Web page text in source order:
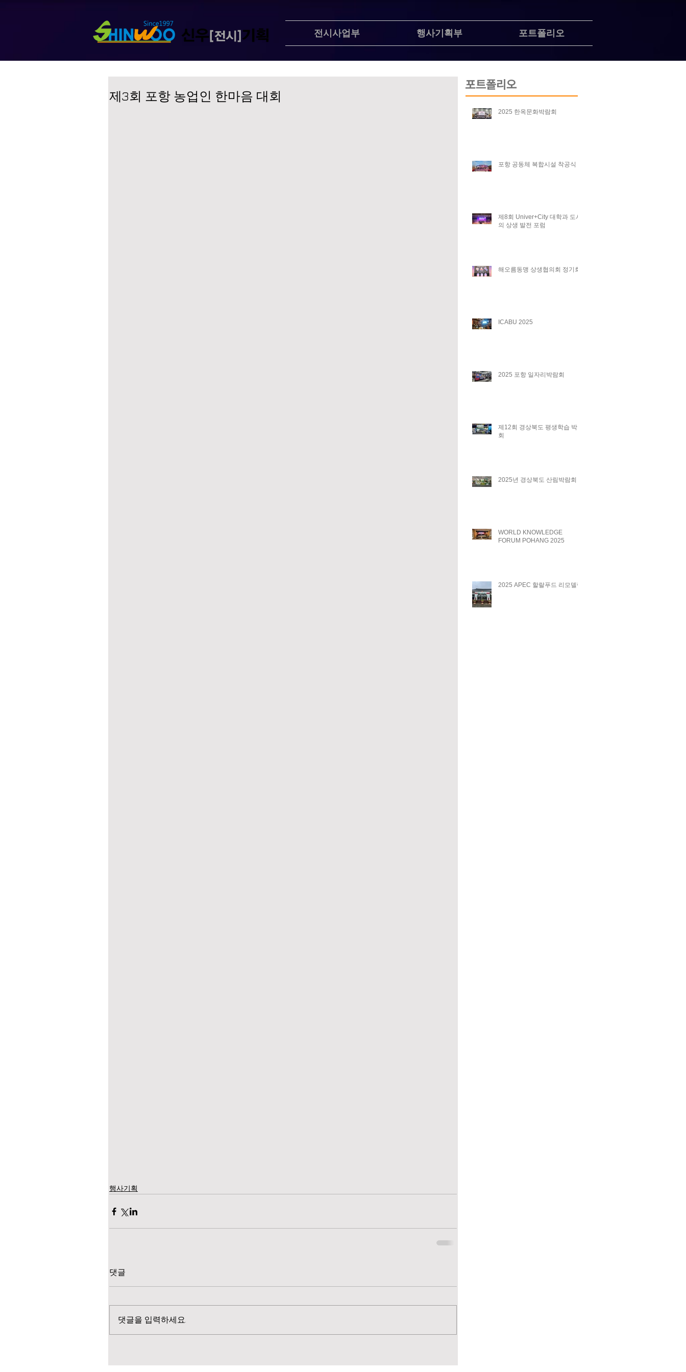
전시사업부 행사기획부 포트폴리오
제3회 포항 농업인 한마음 대회
행사기획
댓글
댓글을 입력하세요.
포트폴리오
2025 한옥문화박람회
포항 공동체 복합시설 착공식
제8회 Univer+City 대학과 도시
의 상생 발전 포럼
해오름동맹 상생협의회 정기회
ICABU 2025
2025 포항 일자리박람회
제12회 경상북도 평생학습 박람
회
2025년 경상북도 산림박람회
WORLD KNOWLEDGE
FORUM POHANG 2025
2025 APEC 할랄푸드 리모델링